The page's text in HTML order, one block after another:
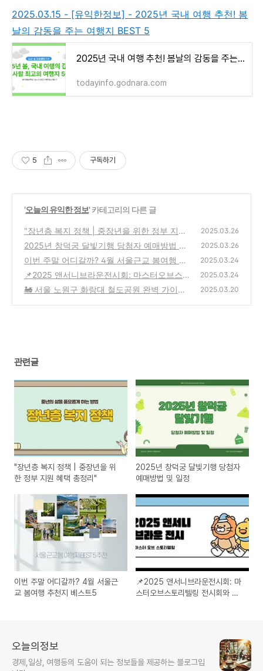
2025.03.15 - [유익한정보] - 2025년 국내 여행 추천! 봄
날의 감동을 주는 여행지 BEST 5
2025년 국내 여행 추천! 봄날의 감동을 주는 여행지 BEST 5
todayinfo.godnara.com
5 구독하기
'오늘의 유익한 정보' 카테고리의 다른 글
"장년층 복지 정책 | 중장년을 위한 정부 지원
혜택 총정리"
(3)
2025.03.26
2025년 창덕궁 달빛기행 당첨자 예매방법 및
일정
(1)
2025.03.26
이번 주말 어디갈까? 4월 서울근교 봄여행 추
천지 베스트5
(2)
2025.03.24
📌2025 앤서니브라운전시회: 마스터오브스토
리텔링 전시회와 얼리버드표예약하기
(4)
2025.03.24
🚂 서울 노원구 화랑대 철도공원 완벽 가이드
2025.03.20
관련글
"장년층 복지 정책 | 중장년을 위
한 정부 지원 혜택 총정리"
2025년 창덕궁 달빛기행 당첨자
예매방법 및 일정
이번 주말 어디갈까? 4월 서울근
교 봄여행 추천지 베스트5
📌2025 앤서니브라운전시회: 마
스터오브스토리텔링 전시회와 얼
오늘의정보
경제,일상, 여행등의 도움이 되는 정보들을 제공하는 블로그입